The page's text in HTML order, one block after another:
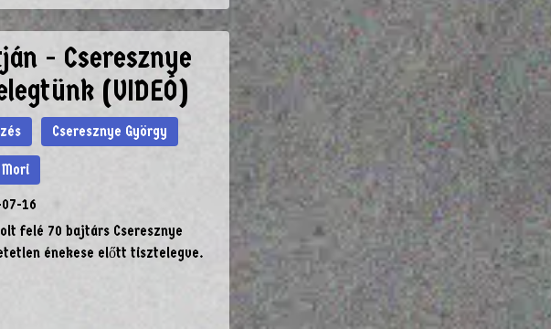
- Cseresznye
(VIDEÓ)
Cseresznye György
16
felé 70 bajtárs Cseresznye
énekese előtt tisztelegve.